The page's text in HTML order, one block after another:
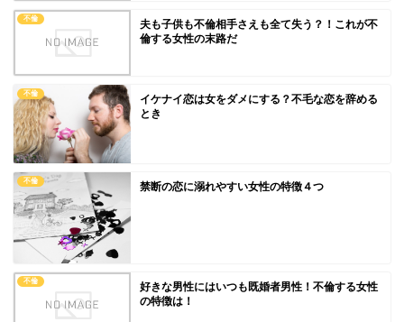
不倫
夫も子供も不倫相手さえも全て失う？！これが不
倫する女性の末路だ
不倫
イケナイ恋は女をダメにする？不毛な恋を辞める
とき
不倫 禁断の恋に溺れやすい女性の特徴４つ
不倫
好きな男性にはいつも既婚者男性！不倫する女性
の特徴は！